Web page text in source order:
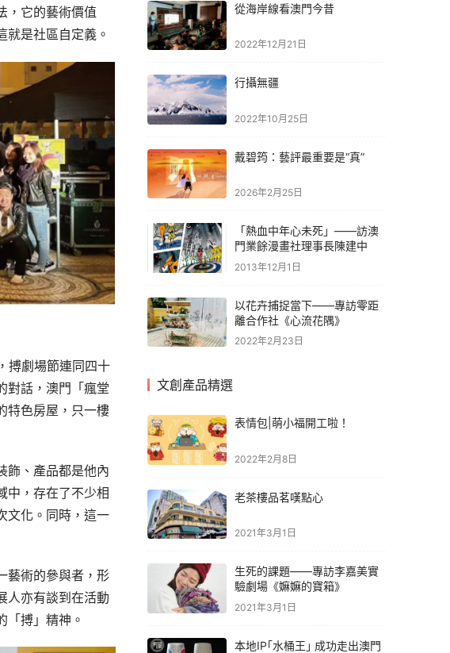
，它的藝術價值
是社區自定義。
搏劇場節連同四十
對話，澳門「瘋堂
特色房屋，只一樓
飾、產品都是他內
中，存在了不少相
文化。同時，這一
藝術的參與者，形
人亦有談到在活動
「搏」精神。
從海岸線看澳門今昔
2022年12月21日
行攝無疆
2022年10月25日
戴碧筠：藝評最重要是“真”
2026年2月25日
「熱血中年心未死」——訪澳
門業餘漫畫社理事長陳建中
2013年12月1日
以花卉捕捉當下——專訪零距
離合作社《心流花隅》
2022年2月23日
文創產品精選
表情包|萌小福開工啦！
2022年2月8日
老茶樓品茗嘆點心
2021年3月1日
生死的課題——專訪李嘉美實
驗劇場《嫲嫲的寶箱》
2021年3月1日
本地IP｢水桶王｣ 成功走出澳門